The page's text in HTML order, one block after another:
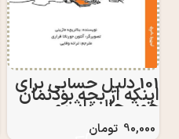
101 دلیل حسابی برای
اینکه از بچه بودنمان
خوشحال باشیم
90,000 تومان